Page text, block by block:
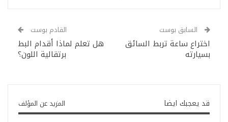
السابق بوست
اختراع ساعة تربط السائق
بسيارته
القادم بوست
هل تعلم لماذا أقدام البط
برتقالية اللون؟
قد يعجبك ايضا المزيد عن المؤلف